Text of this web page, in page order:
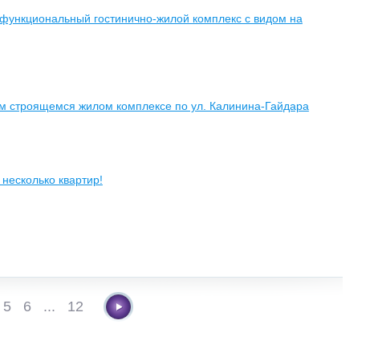
гостинично-жилой комплекс с видом на
строящемся жилом комплексе по ул. Калинина-Гайдара
квартир!
5 6 ... 12